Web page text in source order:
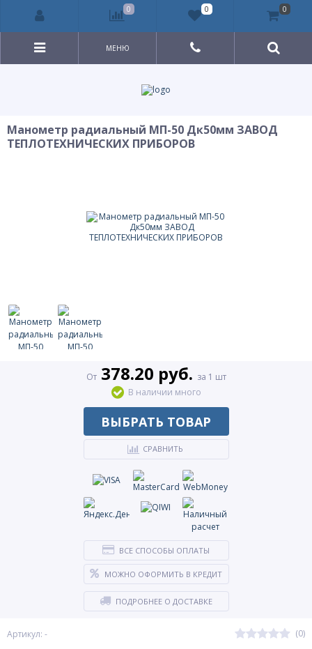
МЕНЮ
Манометр радиальный МП-50 Дк50мм ЗАВОД
ТЕПЛОТЕХНИЧЕСКИХ ПРИБОРОВ
Артикул: - (0)
От378.20 руб. за 1 шт
В наличии много
ВЫБРАТЬ ТОВАР
СРАВНИТЬ
ВСЕ СПОСОБЫ ОПЛАТЫ
МОЖНО ОФОРМИТЬ В КРЕДИТ
ПОДРОБНЕЕ О ДОСТАВКЕ
0 0 0